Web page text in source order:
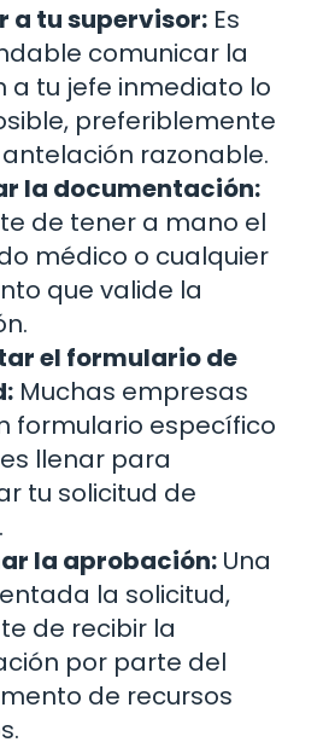
a tu supervisor: Es
comunicar la
a tu jefe inmediato lo
preferiblemente
razonable.
la documentación:
de tener a mano el
médico o cualquier
que valide la
el formulario de
Muchas empresas
formulario específico
llenar para
tu solicitud de
la aprobación: Una
la solicitud,
de recibir la
por parte del
de recursos